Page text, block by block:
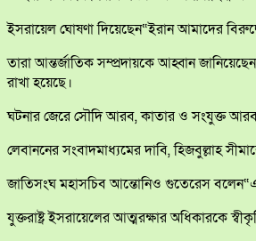
ইসরায়েল ঘোষণা দিয়েছেন“ইরান আমাদের
তারা আন্তর্জাতিক সম্প্রদায়কে আহ্বান
রাখা হয়েছে।
ঘটনার জেরে সৌদি আরব, কাতার ও সংযুক্ত আরব
লেবাননের সংবাদমাধ্যমের দাবি, হিজবুল্লাহ
জাতিসংঘ মহাসচিব আন্তোনিও গুতেরেস
যুক্তরাষ্ট্র ইসরায়েলের আত্মরক্ষার অধিকারকে